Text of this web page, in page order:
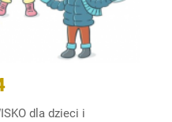
dla dzieci i